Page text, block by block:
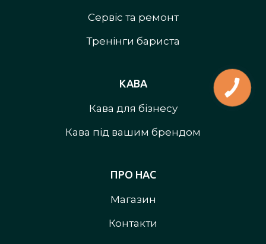
Сервіс та ремонт
Тренінги бариста
КАВА
Кава для бізнесу
Кава під вашим брендом
ПРО НАС
Магазин
Контакти